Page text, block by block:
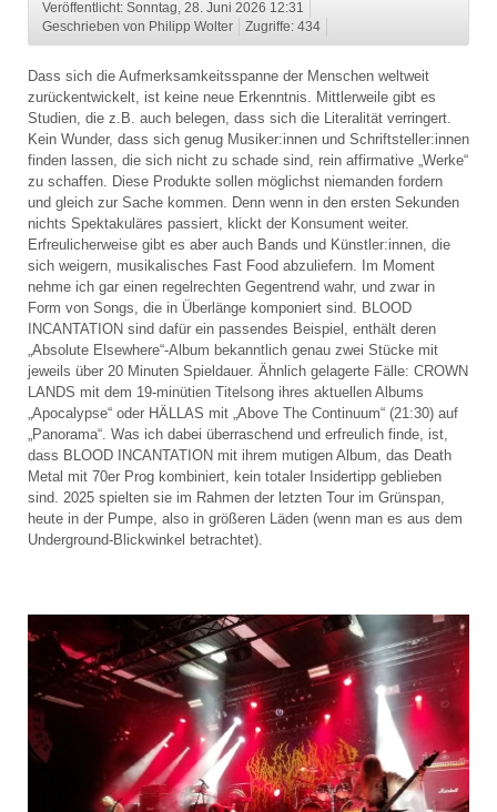
Veröffentlicht: Sonntag, 28. Juni 2026 12:31
Geschrieben von Philipp Wolter
Zugriffe: 434
Dass sich die Aufmerksamkeitsspanne der Menschen weltweit
zurückentwickelt, ist keine neue Erkenntnis. Mittlerweile gibt es
Studien, die z.B. auch belegen, dass sich die Literalität verringert.
Kein Wunder, dass sich genug Musiker:innen und Schriftsteller:innen
finden lassen, die sich nicht zu schade sind, rein affirmative „Werke“
zu schaffen. Diese Produkte sollen möglichst niemanden fordern
und gleich zur Sache kommen. Denn wenn in den ersten Sekunden
nichts Spektakuläres passiert, klickt der Konsument weiter.
Erfreulicherweise gibt es aber auch Bands und Künstler:innen, die
sich weigern, musikalisches Fast Food abzuliefern. Im Moment
nehme ich gar einen regelrechten Gegentrend wahr, und zwar in
Form von Songs, die in Überlänge komponiert sind. BLOOD
INCANTATION sind dafür ein passendes Beispiel, enthält deren
„Absolute Elsewhere“-Album bekanntlich genau zwei Stücke mit
jeweils über 20 Minuten Spieldauer. Ähnlich gelagerte Fälle: CROWN
LANDS mit dem 19-minütien Titelsong ihres aktuellen Albums
„Apocalypse“ oder HÄLLAS mit „Above The Continuum“ (21:30) auf
„Panorama“. Was ich dabei überraschend und erfreulich finde, ist,
dass BLOOD INCANTATION mit ihrem mutigen Album, das Death
Metal mit 70er Prog kombiniert, kein totaler Insidertipp geblieben
sind. 2025 spielten sie im Rahmen der letzten Tour im Grünspan,
heute in der Pumpe, also in größeren Läden (wenn man es aus dem
Underground-Blickwinkel betrachtet).